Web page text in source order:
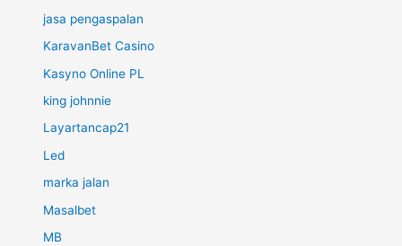
jasa pengaspalan
KaravanBet Casino
Kasyno Online PL
king johnnie
Layartancap21
Led
marka jalan
Masalbet
MB